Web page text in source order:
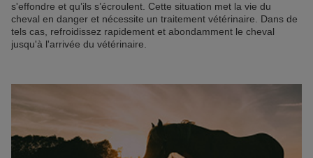
s'effondre et qu’ils s’écroulent. Cette situation met la vie du
cheval en danger et nécessite un traitement vétérinaire. Dans de
tels cas, refroidissez rapidement et abondamment le cheval
jusqu'à l'arrivée du vétérinaire.